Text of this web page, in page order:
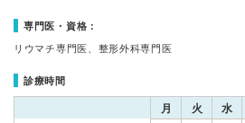
専門医・資格：
リウマチ専門医、整形外科専門医
診療時間
月 火 水